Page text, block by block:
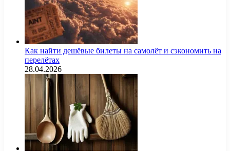
Как найти дешёвые билеты на самолёт и сэкономить на
перелётах
28.04.2026